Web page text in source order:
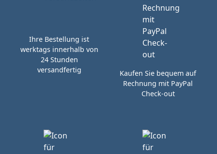
Ihre Bestellung ist
werktags innerhalb von
24 Stunden
versandfertig
Kaufen Sie bequem auf
Rechnung mit PayPal
Check-out